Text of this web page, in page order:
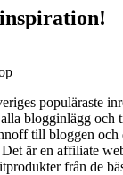
populäraste
blogginlägg och
till bloggen och
är en affiliate
från de